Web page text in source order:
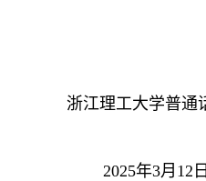
浙江理工大学普通
2025年3月12日